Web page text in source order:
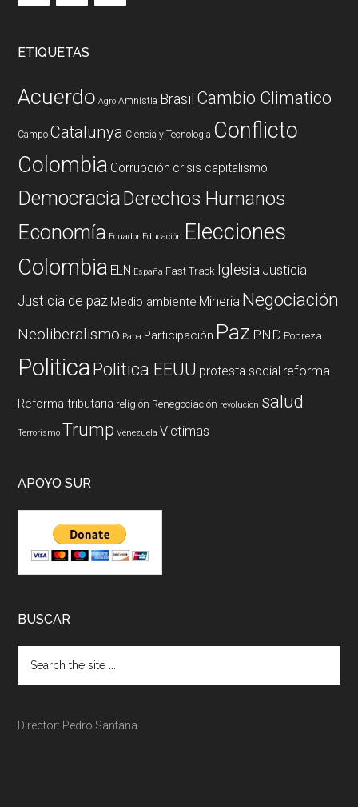
ETIQUETAS
Acuerdo Agro Amnistia Brasil Cambio Climatico
Campo Catalunya Ciencia y Tecnología Conflicto
Colombia Corrupción crisis capitalismo
DemocraciaDerechos Humanos
Economía Ecuador Educación Elecciones
Colombia ELN España Fast Track Iglesia Justicia
Justicia de paz Medio ambiente Mineria Negociación
Neoliberalismo Papa Participación Paz PND Pobreza
PoliticaPolitica EEUU protesta social reforma
Reforma tributaria religión Renegociación revolucion salud
Terrorismo Trump Venezuela Victimas
APOYO SUR
BUSCAR
Director: Pedro Santana